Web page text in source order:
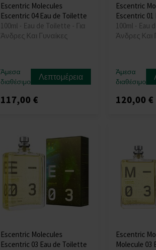
Escentric Molecules
Escentric 04 Eau de Toilette
100ml - Eau de Toilette - Για
Άνδρες Και Γυναίκες
Άμεσα
διαθέσιμο
Λεπτομέρεια
117,00 €
Escentric
Escentric
100ml - Eau
Άνδρες Και
Άμεσα
διαθέσιμο
120,00 €
Escentric Molecules
Escentric 03 Eau de Toilette
Escentric
Molecule 03